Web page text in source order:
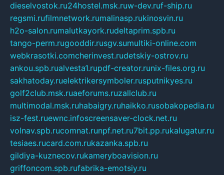
dieselvostok.ru24hostel.msk.ruw-dev.ruf-ship.ru
regsmi.rufilmnetwork.rumalinasp.rukinosvin.ru
h2o-salon.rumalutkayork.rudeltaprim.spb.ru
tango-perm.rugooddir.rusgv.sumultiki-online.com
webkrasotki.comcherinvest.rudetskiy-ostrov.ru
ankou.spb.rualvesta1.rupdf-creator.runix-files.org.ru
sakhatoday.ruelektrikersymboler.rusputnikyes.ru
golf2club.msk.ruaeforums.ruzallclub.ru
multimodal.msk.ruhabaigry.ruhaikko.rusobakopedia.ru
isz-fest.ruewnc.infoscreensaver-clock.net.ru
volnav.spb.rucomnat.runpf.net.ru7bit.pp.rukalugatur.ru
tesiaes.rucard.com.rukazanka.spb.ru
gildiya-kuznecov.rukameryboavision.ru
griffoncom.spb.rufabrika-emotsiy.ru